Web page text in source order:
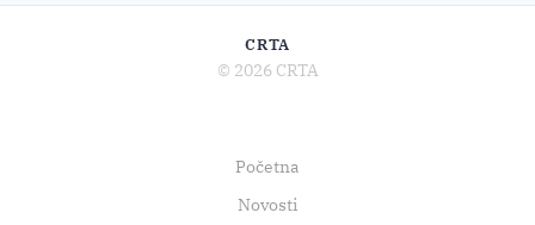
CRTA
© 2026 CRTA
Početna
Novosti